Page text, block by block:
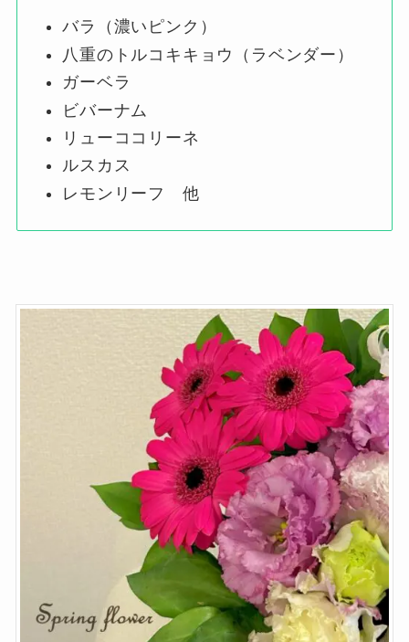
バラ（濃いピンク）
八重のトルコキキョウ（ラベンダー）
ガーベラ
ビバーナム
リューココリーネ
ルスカス
レモンリーフ 他